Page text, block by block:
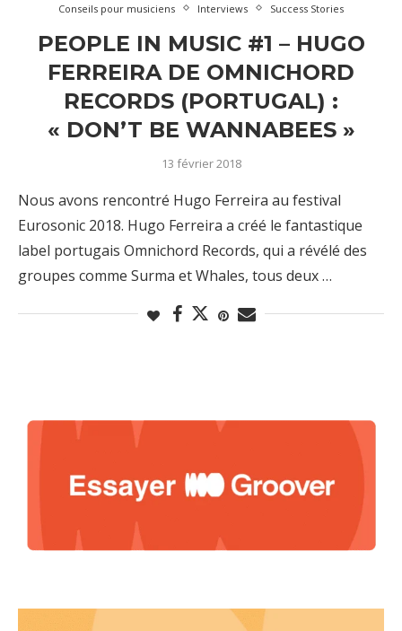
Conseils pour musiciens Interviews Success Stories
PEOPLE IN MUSIC #1 – HUGO
FERREIRA DE OMNICHORD
RECORDS (PORTUGAL) :
« DON’T BE WANNABEES »
13 février 2018
Nous avons rencontré Hugo Ferreira au festival
Eurosonic 2018. Hugo Ferreira a créé le fantastique
label portugais Omnichord Records, qui a révélé des
groupes comme Surma et Whales, tous deux …